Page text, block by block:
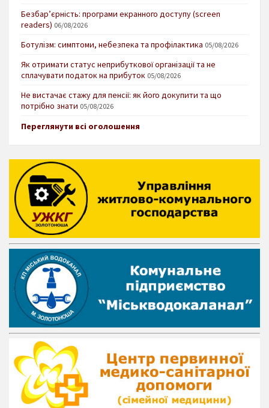
Безбар’єрність: програми екранного доступу (screen
readers) 06/08/2026
Ботулізм: симптоми, небезпека та профілактика 05/08/2026
Як отримати статус неприбуткової організації та не
сплачувати податок на прибуток 05/08/2026
Не вистачає стажу для пенсії: як його докупити та що
потрібно знати 05/08/2026
Переглянути всі оголошення